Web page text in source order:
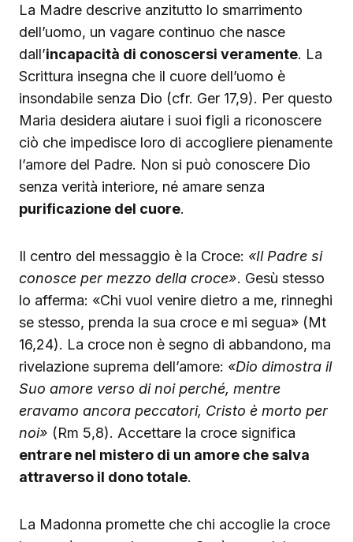
La Madre descrive anzitutto lo smarrimento
dell’uomo, un vagare continuo che nasce
dall’incapacità di conoscersi veramente. La
Scrittura insegna che il cuore dell’uomo è
insondabile senza Dio (cfr. Ger 17,9). Per questo
Maria desidera aiutare i suoi figli a riconoscere
ciò che impedisce loro di accogliere pienamente
l’amore del Padre. Non si può conoscere Dio
senza verità interiore, né amare senza
purificazione del cuore.
Il centro del messaggio è la Croce: «Il Padre si
conosce per mezzo della croce». Gesù stesso
lo afferma: «Chi vuol venire dietro a me, rinneghi
se stesso, prenda la sua croce e mi segua» (Mt
16,24). La croce non è segno di abbandono, ma
rivelazione suprema dell’amore: «Dio dimostra il
Suo amore verso di noi perché, mentre
eravamo ancora peccatori, Cristo è morto per
noi» (Rm 5,8). Accettare la croce significa
entrare nel mistero di un amore che salva
attraverso il dono totale.
La Madonna promette che chi accoglie la croce